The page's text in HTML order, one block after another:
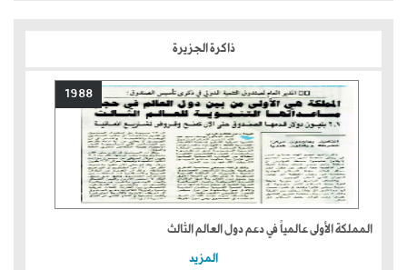
ذاكرة الجزيرة
1988
المملكة الأولى عالمياً في دعم دول العالم الثالث
المزيد